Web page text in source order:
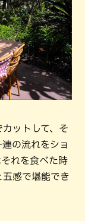
ットして、そ
の流れをショ
れを食べた時
感で堪能でき